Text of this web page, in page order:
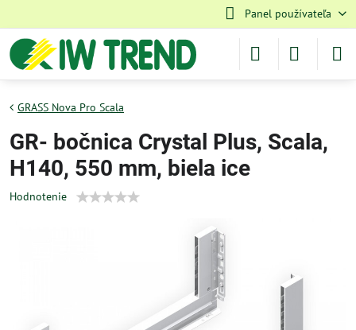
Panel používateľa
GRASS Nova Pro Scala
GR- bočnica Crystal Plus, Scala,
H140, 550 mm, biela ice
Hodnotenie